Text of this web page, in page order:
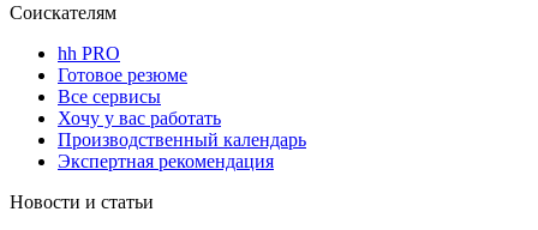
Соискателям
hh PRO
Готовое резюме
Все сервисы
Хочу у вас работать
Производственный календарь
Экспертная рекомендация
Новости и статьи